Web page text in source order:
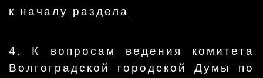
к началу раздела
4. К вопросам ведения комитета
Волгоградской городской Думы по